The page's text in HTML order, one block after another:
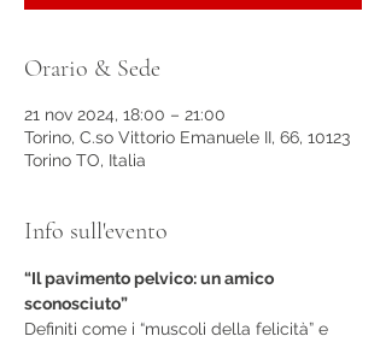
Orario & Sede
21 nov 2024, 18:00 – 21:00
Torino, C.so Vittorio Emanuele II, 66, 10123
Torino TO, Italia
Info sull'evento
“Il pavimento pelvico: un amico
sconosciuto”
Definiti come i “muscoli della felicità” e